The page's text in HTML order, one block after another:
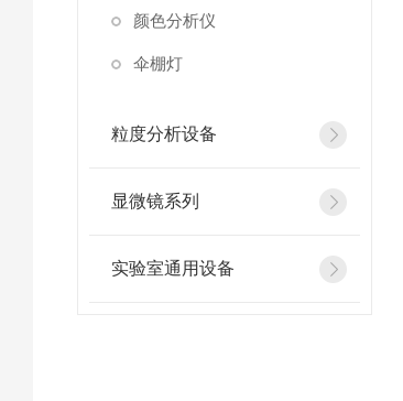
颜色分析仪
伞棚灯
粒度分析设备
显微镜系列
实验室通用设备